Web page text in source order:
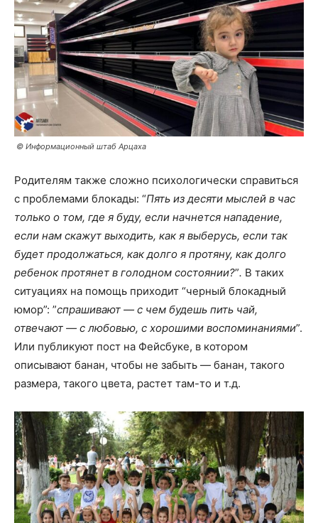
©️ Информационный штаб Арцаха
Родителям также сложно психологически справиться
с проблемами блокады: “Пять из десяти мыслей в час
только о том, где я буду, если начнется нападение,
если нам скажут выходить, как я выберусь, если так
будет продолжаться, как долго я протяну, как долго
ребенок протянет в голодном состоянии?”. В таких
ситуациях на помощь приходит “черный блокадный
юмор”: ”спрашивают — с чем будешь пить чай,
отвечают — с любовью, с хорошими воспоминаниями”.
Или публикуют пост на Фейсбуке, в котором
описывают банан, чтобы не забыть — банан, такого
размера, такого цвета, растет там-то и т.д.